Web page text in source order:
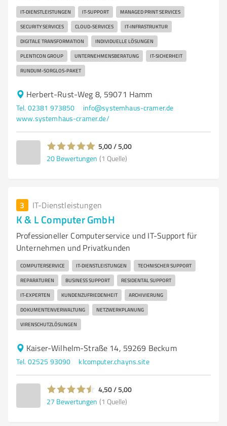
IT-DIENSTLEISTUNGEN IT-SUPPORT MANAGED PRINT SERVICES
SECURITY SERVICES CLOUD-SERVICES IT-INFRASTRUKTUR
DIGITALE TRANSFORMATION INDIVIDUELLE LÖSUNGEN
PLENTICON GROUP UNTERNEHMENSBERATUNG IT-SICHERHEIT
RUNDUM-SORGLOS-PAKET
Herbert-Rust-Weg 8, 59071 Hamm
Tel. 02381 973850
info@systemhaus-cramer.de
www.systemhaus-cramer.de/
5,00 / 5,00
20 Bewertungen (1 Quelle)
3 IT-Dienstleistungen
K & L Computer GmbH
Professioneller Computerservice und IT-Support für
Unternehmen und Privatkunden
COMPUTERSERVICE IT-DIENSTLEISTUNGEN TECHNISCHER SUPPORT
REPARATUREN BUSINESS SUPPORT RESIDENTAL SUPPORT
IT-EXPERTEN KUNDENZUFRIEDENHEIT ARCHIVIERUNG
DOKUMENTENVERWALTUNG NETZWERKPLANUNG
VIRENSCHUTZLÖSUNGEN
Kaiser-Wilhelm-Straße 14, 59269 Beckum
Tel. 02525 93090 klcomputer.chayns.site
4,50 / 5,00
27 Bewertungen (1 Quelle)